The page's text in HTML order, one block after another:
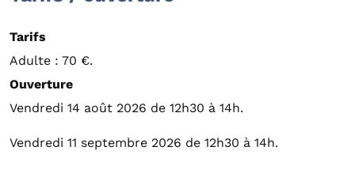
Tarifs
Adulte : 70 €.
Ouverture
Vendredi 14 août 2026 de 12h30 à 14h.
Vendredi 11 septembre 2026 de 12h30 à 14h.